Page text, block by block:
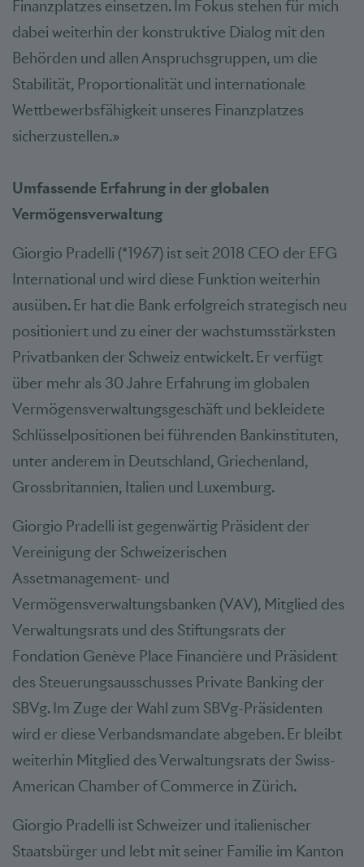
Finanzplatzes einsetzen. Im Fokus stehen für mich
dabei weiterhin der konstruktive Dialog mit den
Behörden und allen Anspruchsgruppen, um die
Stabilität, Proportionalität und internationale
Wettbewerbsfähigkeit unseres Finanzplatzes
sicherzustellen.»
Umfassende Erfahrung in der globalen
Vermögensverwaltung
Giorgio Pradelli (*1967) ist seit 2018 CEO der EFG
International und wird diese Funktion weiterhin
ausüben. Er hat die Bank erfolgreich strategisch neu
positioniert und zu einer der wachstumsstärksten
Privatbanken der Schweiz entwickelt. Er verfügt
über mehr als 30 Jahre Erfahrung im globalen
Vermögensverwaltungsgeschäft und bekleidete
Schlüsselpositionen bei führenden Bankinstituten,
unter anderem in Deutschland, Griechenland,
Grossbritannien, Italien und Luxemburg.
Giorgio Pradelli ist gegenwärtig Präsident der
Vereinigung der Schweizerischen
Assetmanagement- und
Vermögensverwaltungsbanken (VAV), Mitglied des
Verwaltungsrats und des Stiftungsrats der
Fondation Genève Place Financière und Präsident
des Steuerungsausschusses Private Banking der
SBVg. Im Zuge der Wahl zum SBVg-Präsidenten
wird er diese Verbandsmandate abgeben. Er bleibt
weiterhin Mitglied des Verwaltungsrats der Swiss-
American Chamber of Commerce in Zürich.
Giorgio Pradelli ist Schweizer und italienischer
Staatsbürger und lebt mit seiner Familie im Kanton